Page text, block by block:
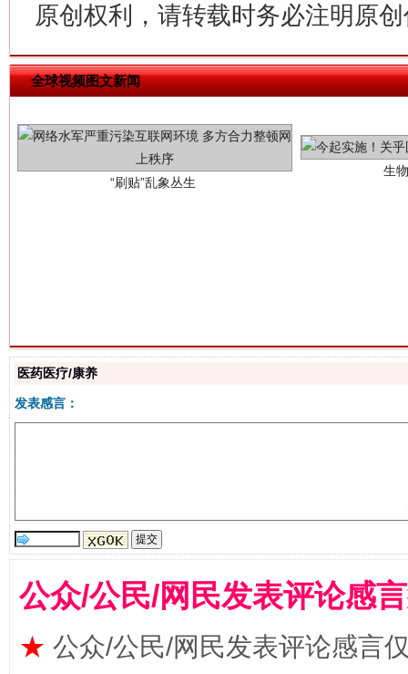
原创权利，请转载时务必注明原
全球视频图文新闻“刷贴”乱象丛生
生
解纷+调解+退费，一次搞定
医药医疗/康养
发表感言：
公众/公民/网民发表评论感
★ 公众/公民/网民发表评论感言